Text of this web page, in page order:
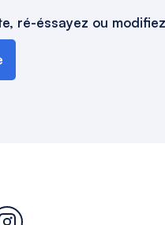
ré-éssayez ou